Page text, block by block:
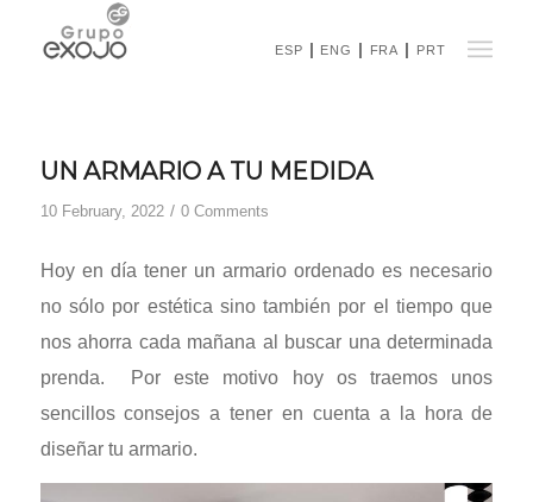
ESP ENG FRA PRT
UN ARMARIO A TU MEDIDA
10 February, 2022 / 0 Comments
Hoy en día tener un armario ordenado es necesario
no sólo por estética sino también por el tiempo que
nos ahorra cada mañana al buscar una determinada
prenda. Por este motivo hoy os traemos unos
sencillos consejos a tener en cuenta a la hora de
diseñar tu armario.